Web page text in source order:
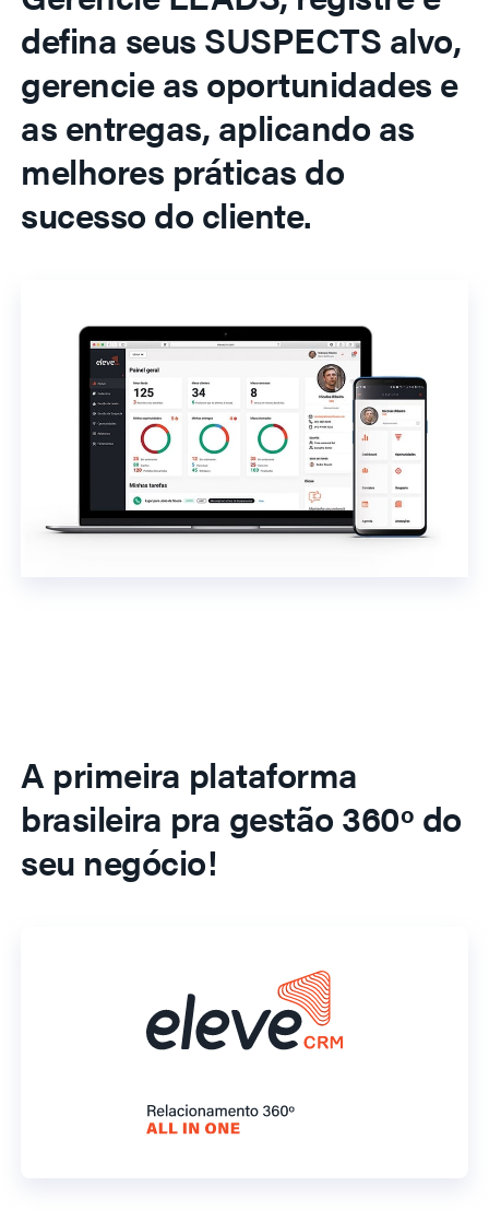
defina seus SUSPECTS alvo,
gerencie as oportunidades e
as entregas, aplicando as
melhores práticas do
sucesso do cliente.
A primeira plataforma
brasileira pra gestão 360º do
seu negócio!